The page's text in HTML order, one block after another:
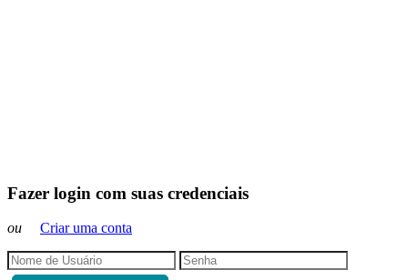
Fazer login com suas credenciais
ou Criar uma conta